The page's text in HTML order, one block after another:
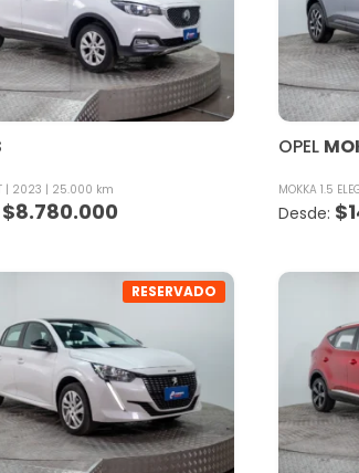
2023 25.000 km
$8.780.000
OPEL
MOKKA 1.5
$
RESERVADO